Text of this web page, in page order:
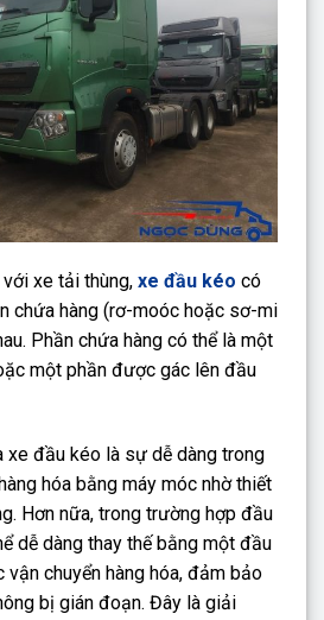
với xe tải thùng, xe đầu kéo có
chứa hàng (rơ-moóc hoặc sơ-mi
Phần chứa hàng có thể là một
một phần được gác lên đầu
xe đầu kéo là sự dễ dàng trong
hóa bằng máy móc nhờ thiết
Hơn nữa, trong trường hợp đầu
dễ dàng thay thế bằng một đầu
vận chuyển hàng hóa, đảm bảo
bị gián đoạn. Đây là giải